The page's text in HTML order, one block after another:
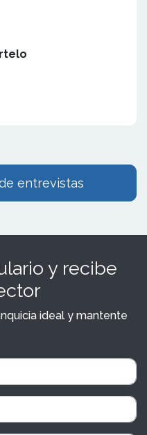
entrevistas
y recibe
ideal y mantente